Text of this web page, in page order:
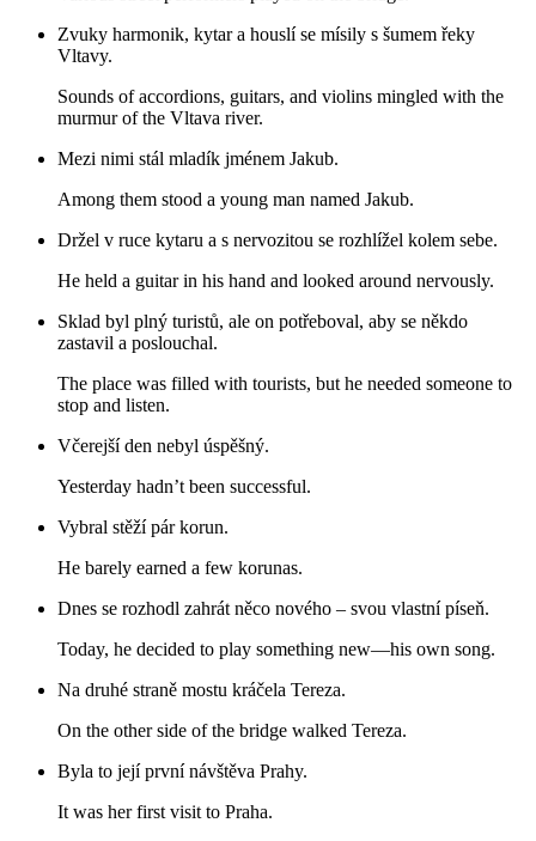
Zvuky harmonik, kytar a houslí se mísily s šumem řeky
Vltavy.
Sounds of accordions, guitars, and violins mingled with the
murmur of the Vltava river.
Mezi nimi stál mladík jménem Jakub.
Among them stood a young man named Jakub.
Držel v ruce kytaru a s nervozitou se rozhlížel kolem sebe.
He held a guitar in his hand and looked around nervously.
Sklad byl plný turistů, ale on potřeboval, aby se někdo
zastavil a poslouchal.
The place was filled with tourists, but he needed someone to
stop and listen.
Včerejší den nebyl úspěšný.
Yesterday hadn’t been successful.
Vybral stěží pár korun.
He barely earned a few korunas.
Dnes se rozhodl zahrát něco nového – svou vlastní píseň.
Today, he decided to play something new—his own song.
Na druhé straně mostu kráčela Tereza.
On the other side of the bridge walked Tereza.
Byla to její první návštěva Prahy.
It was her first visit to Praha.